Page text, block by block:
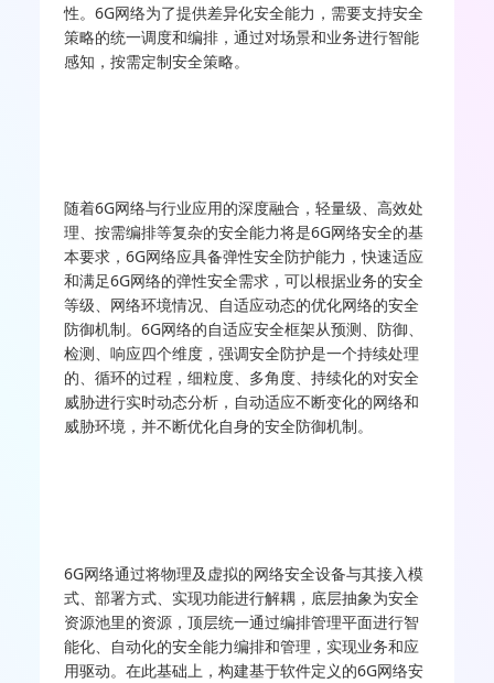
性。6G网络为了提供差异化安全能力，需要支持安全
策略的统一调度和编排，通过对场景和业务进行智能
感知，按需定制安全策略。
随着6G网络与行业应用的深度融合，轻量级、高效处
理、按需编排等复杂的安全能力将是6G网络安全的基
本要求，6G网络应具备弹性安全防护能力，快速适应
和满足6G网络的弹性安全需求，可以根据业务的安全
等级、网络环境情况、自适应动态的优化网络的安全
防御机制。6G网络的自适应安全框架从预测、防御、
检测、响应四个维度，强调安全防护是一个持续处理
的、循环的过程，细粒度、多角度、持续化的对安全
威胁进行实时动态分析，自动适应不断变化的网络和
威胁环境，并不断优化自身的安全防御机制。
6G网络通过将物理及虚拟的网络安全设备与其接入模
式、部署方式、实现功能进行解耦，底层抽象为安全
资源池里的资源，顶层统一通过编排管理平面进行智
能化、自动化的安全能力编排和管理，实现业务和应
用驱动。在此基础上，构建基于软件定义的6G网络安